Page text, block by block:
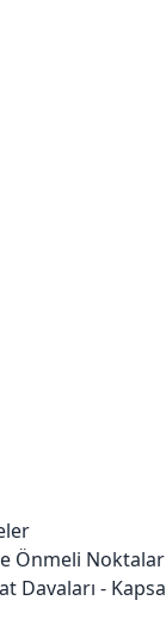
Önmeli Noktalar
-